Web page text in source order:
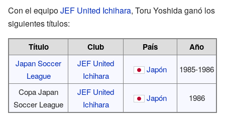
Con el equipoJEF United Ichihara, Toru Yoshida ganó los
siguientes títulos:
Título Club País Año
Japan Soccer
League
JEF United
Ichihara
Japón 1985-1986
Copa Japan
Soccer League
JEF United
Ichihara
Japón 1986